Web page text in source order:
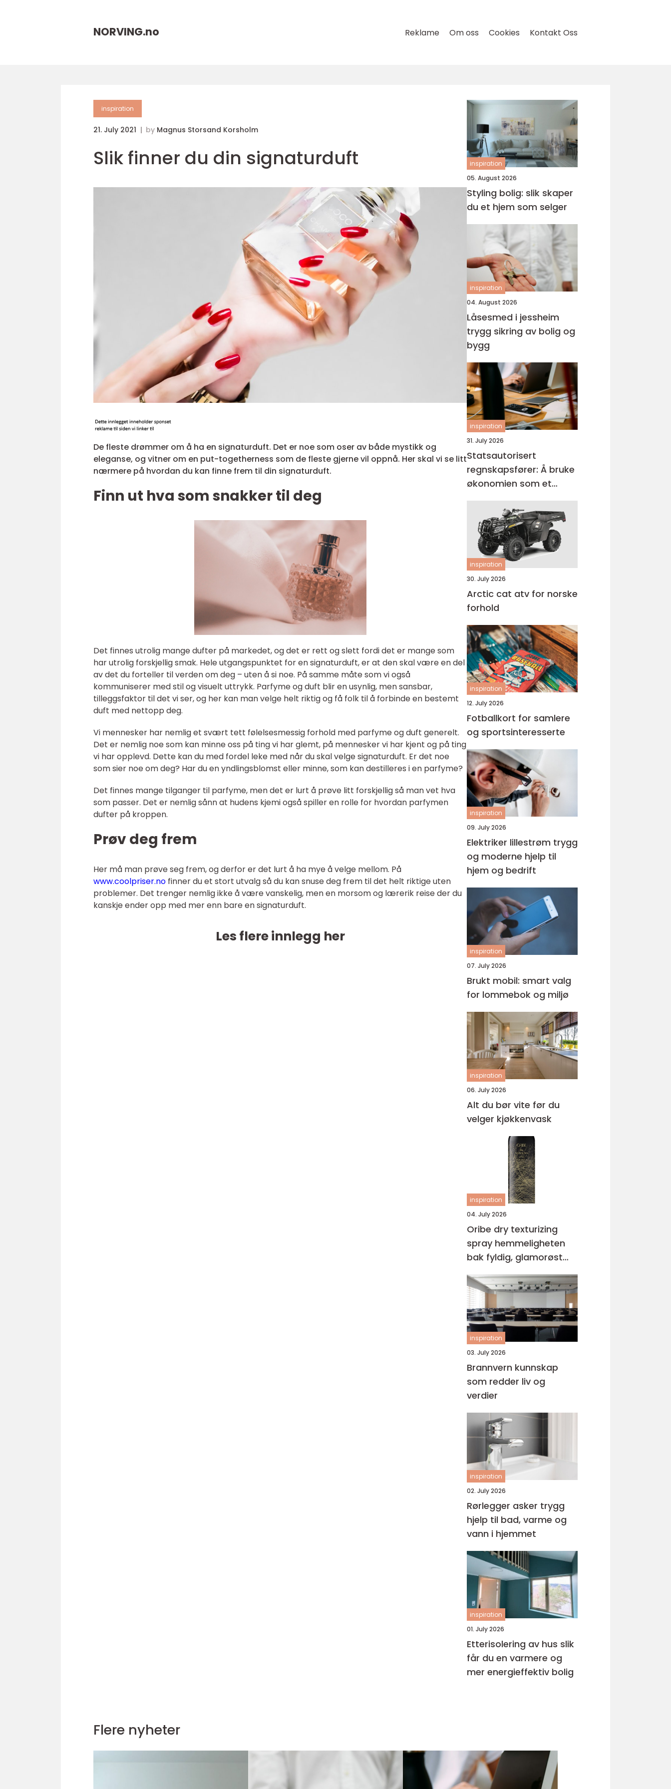
NORVING.no Reklame Om oss Cookies Kontakt Oss
inspiration
21. July 2021 by Magnus Storsand Korsholm
Slik finner du din signaturduft
De fleste drømmer om å ha en signaturduft. Det er noe som oser av både mystikk og
eleganse, og vitner om en put-togetherness som de fleste gjerne vil oppnå. Her skal vi se litt
nærmere på hvordan du kan finne frem til din signaturduft.
Finn ut hva som snakker til deg
Det finnes utrolig mange dufter på markedet, og det er rett og slett fordi det er mange som
har utrolig forskjellig smak. Hele utgangspunktet for en signaturduft, er at den skal være en del
av det du forteller til verden om deg – uten å si noe. På samme måte som vi også
kommuniserer med stil og visuelt uttrykk. Parfyme og duft blir en usynlig, men sansbar,
tilleggsfaktor til det vi ser, og her kan man velge helt riktig og få folk til å forbinde en bestemt
duft med nettopp deg.
Vi mennesker har nemlig et svært tett følelsesmessig forhold med parfyme og duft generelt.
Det er nemlig noe som kan minne oss på ting vi har glemt, på mennesker vi har kjent og på ting
vi har opplevd. Dette kan du med fordel leke med når du skal velge signaturduft. Er det noe
som sier noe om deg? Har du en yndlingsblomst eller minne, som kan destilleres i en parfyme?
Det finnes mange tilganger til parfyme, men det er lurt å prøve litt forskjellig så man vet hva
som passer. Det er nemlig sånn at hudens kjemi også spiller en rolle for hvordan parfymen
dufter på kroppen.
Prøv deg frem
Her må man prøve seg frem, og derfor er det lurt å ha mye å velge mellom. På
www.coolpriser.no finner du et stort utvalg så du kan snuse deg frem til det helt riktige uten
problemer. Det trenger nemlig ikke å være vanskelig, men en morsom og lærerik reise der du
kanskje ender opp med mer enn bare en signaturduft.
Les flere innlegg her
inspiration
05. August 2026
Styling bolig: slik skaper
du et hjem som selger
inspiration
04. August 2026
Låsesmed i jessheim
trygg sikring av bolig og
bygg
inspiration
31. July 2026
Statsautorisert
regnskapsfører: Å bruke
økonomien som et
verktøy for vekst
inspiration
30. July 2026
Arctic cat atv for norske
forhold
inspiration
12. July 2026
Fotballkort for samlere
og sportsinteresserte
inspiration
09. July 2026
Elektriker lillestrøm trygg
og moderne hjelp til
hjem og bedrift
inspiration
07. July 2026
Brukt mobil: smart valg
for lommebok og miljø
inspiration
06. July 2026
Alt du bør vite før du
velger kjøkkenvask
inspiration
04. July 2026
Oribe dry texturizing
spray hemmeligheten
bak fyldig, glamorøst
hår
inspiration
03. July 2026
Brannvern kunnskap
som redder liv og
verdier
inspiration
02. July 2026
Rørlegger asker trygg
hjelp til bad, varme og
vann i hjemmet
inspiration
01. July 2026
Etterisolering av hus slik
får du en varmere og
mer energieffektiv bolig
Flere nyheter